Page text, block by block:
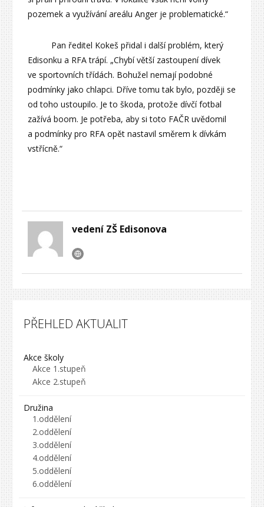
pozemek a využívání areálu Anger je problematické.“
Pan ředitel Kokeš přidal i další problém, který
Edisonku a RFA trápí. „Chybí větší zastoupení dívek
ve sportovních třídách. Bohužel nemají podobné
podmínky jako chlapci. Dříve tomu tak bylo, později se
od toho ustoupilo. Je to škoda, protože dívčí fotbal
zažívá boom. Je potřeba, aby si toto FAČR uvědomil
a podmínky pro RFA opět nastavil směrem k dívkám
vstřícně.“
vedení ZŠ Edisonova
PŘEHLED AKTUALIT
Akce školy
Akce 1.stupeň
Akce 2.stupeň
Družina
1.oddělení
2.oddělení
3.oddělení
4.oddělení
5.oddělení
6.oddělení